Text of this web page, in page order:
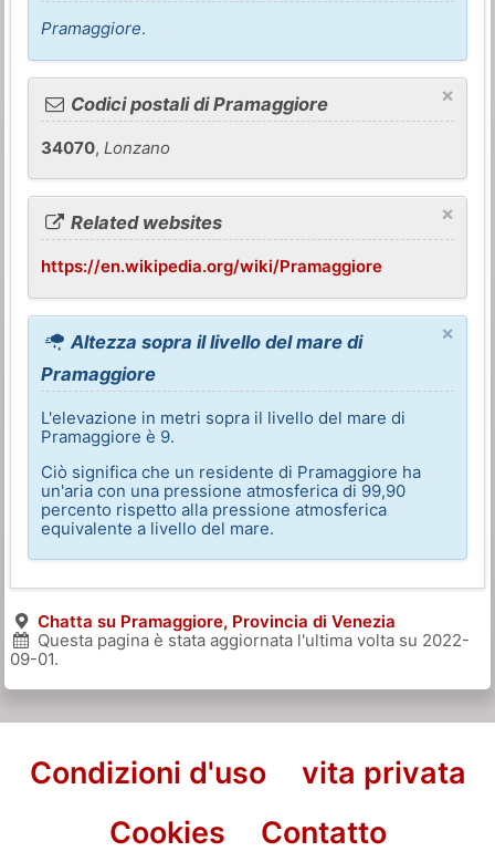
Pramaggiore.
×
Codici postali di Pramaggiore
34070, Lonzano
×
Related websites
https://en.wikipedia.org/wiki/Pramaggiore
×
Altezza sopra il livello del mare di
Pramaggiore
L'elevazione in metri sopra il livello del mare di
Pramaggiore è 9.
Ciò significa che un residente di Pramaggiore ha
un'aria con una pressione atmosferica di 99,90
percento rispetto alla pressione atmosferica
equivalente a livello del mare.
Chatta su Pramaggiore, Provincia di Venezia
Questa pagina è stata aggiornata l'ultima volta su 2022-
09-01.
Condizioni d'uso
vita privata
Cookies
Contatto